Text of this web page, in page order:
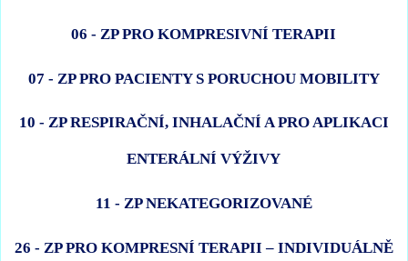
06 - ZP PRO KOMPRESIVNÍ TERAPII
07 - ZP PRO PACIENTY S PORUCHOU MOBILITY
10 - ZP RESPIRAČNÍ, INHALAČNÍ A PRO APLIKACI
ENTERÁLNÍ VÝŽIVY
11 - ZP NEKATEGORIZOVANÉ
26 - ZP PRO KOMPRESNÍ TERAPII – INDIVIDUÁLNĚ